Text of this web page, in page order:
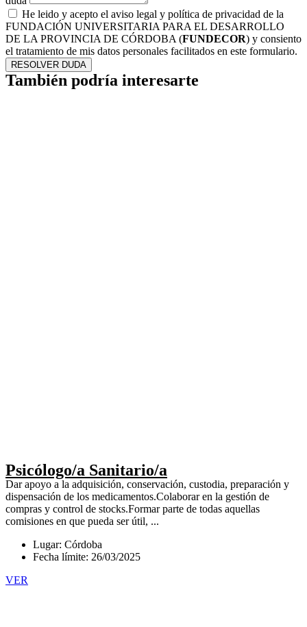
He leido y acepto el aviso legal y política de privacidad de la
FUNDACIÓN UNIVERSITARIA PARA EL DESARROLLO
DE LA PROVINCIA DE CÓRDOBA (FUNDECOR) y consiento
el tratamiento de mis datos personales facilitados en este formulario.
RESOLVER DUDA
También podría interesarte
Psicólogo/a Sanitario/a
Dar apoyo a la adquisición, conservación, custodia, preparación y
dispensación de los medicamentos.Colaborar en la gestión de
compras y control de stocks.Formar parte de todas aquellas
comisiones en que pueda ser útil, ...
Lugar: Córdoba
Fecha límite: 26/03/2025
VER